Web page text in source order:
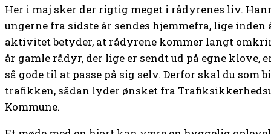
Her i maj sker der rigtig meget i rådyrenes liv.
ungerne fra sidste år sendes hjemmefra, lige inden
aktivitet betyder, at rådyrene kommer langt
år gamle rådyr, der lige er sendt ud på egne klove,
så gode til at passe på sig selv. Derfor skal du
trafikken, sådan lyder ønsket fra
Kommune.